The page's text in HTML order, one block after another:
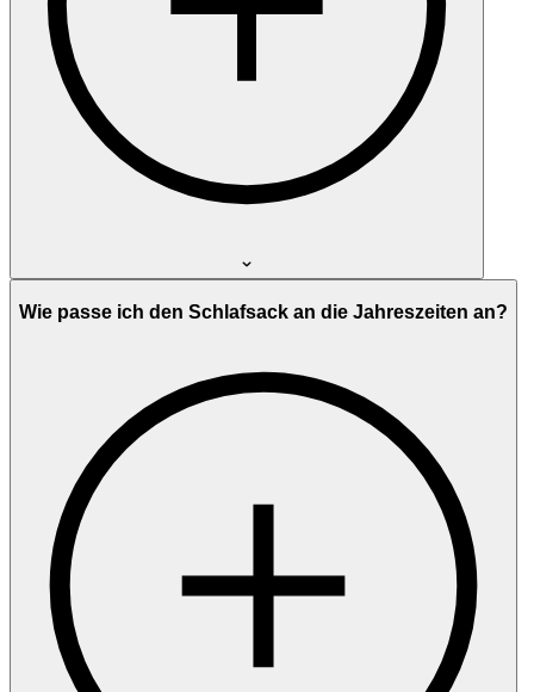
Wie passe ich den Schlafsack an die Jahreszeiten an?